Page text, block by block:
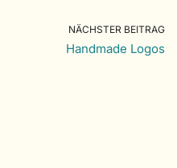
NÄCHSTER BEITRAG
Handmade Logos